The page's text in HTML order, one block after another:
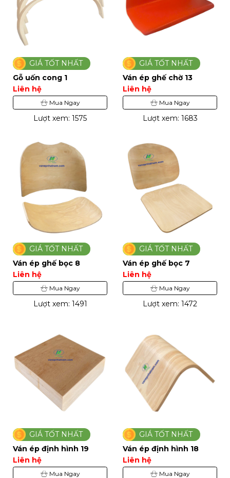
GIÁ TỐT NHẤT
Gỗ uốn cong 1
Liên hệ
Mua Ngay
Lượt xem: 1575
GIÁ TỐT NHẤT
Ván ép ghế chờ 13
Liên hệ
Mua Ngay
Lượt xem: 1683
GIÁ TỐT NHẤT
Ván ép ghế bọc 8
Liên hệ
Mua Ngay
Lượt xem: 1491
GIÁ TỐT NHẤT
Ván ép ghế bọc 7
Liên hệ
Mua Ngay
Lượt xem: 1472
GIÁ TỐT NHẤT
Ván ép định hình 19
Liên hệ
Mua Ngay
GIÁ TỐT NHẤT
Ván ép định hình 18
Liên hệ
Mua Ngay